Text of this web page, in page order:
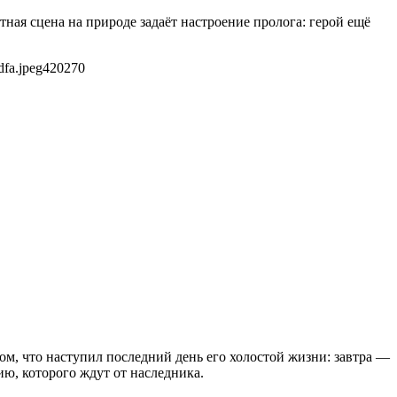
сцена на природе задаёт настроение пролога: герой ещё
420270
что наступил последний день его холостой жизни: завтра —
которого ждут от наследника.